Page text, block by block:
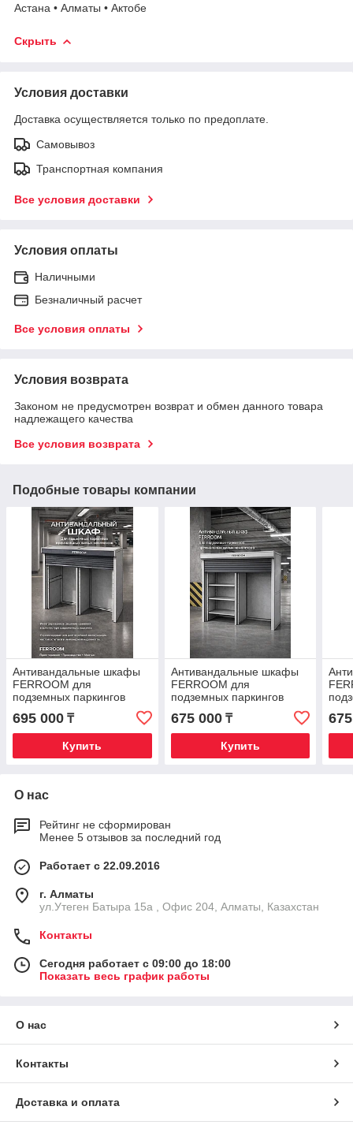
Астана • Алматы • Актобе
Скрыть
Условия доставки
Доставка осуществляется только по предоплате.
Самовывоз
Транспортная компания
Все условия доставки
Условия оплаты
Наличными
Безналичный расчет
Все условия оплаты
Условия возврата
Законом не предусмотрен возврат и обмен данного товара
надлежащего качества
Все условия возврата
Подобные товары компании
Антивандальные шкафы
FERROOM для
подземных паркингов
(2000х2000х800) (без
стеллажей)
695 000 ₸
Купить
Антивандальные шкафы
FERROOM для
подземных паркингов
(2000х2000х800) (1
стеллаж)
675 000₸
Купить
О нас
Рейтинг не сформирован
Менее 5 отзывов за последний год
Работает с 22.09.2016
г. Алматы
ул.Утеген Батыра 15а , Офис 204, Алматы, Казахстан
Контакты
Сегодня работает с 09:00 до 18:00
Показать весь график работы
О нас
Контакты
Доставка и оплата